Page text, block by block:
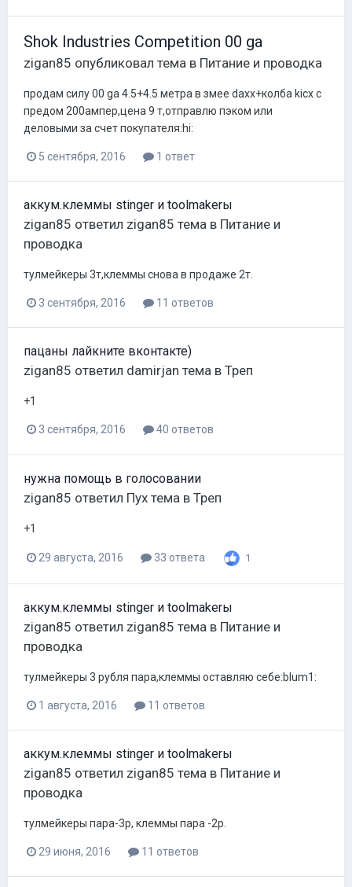
Shok Industries Competition 00 ga
zigan85 опубликовал тема в Питание и проводка
продам силу 00 ga 4.5+4.5 метра в змее daxx+колба kicx с
предом 200ампер,цена 9 т,отправлю пэком или
деловыми за счет покупателя:hi:
5 сентября, 2016 1 ответ
аккум.клеммы stinger и toolmakerы
zigan85 ответил zigan85 тема в Питание и
проводка
тулмейкеры 3т,клеммы снова в продаже 2т.
3 сентября, 2016 11 ответов
пацаны лайкните вконтакте)
zigan85 ответил damirjan тема в Треп
+1
3 сентября, 2016 40 ответов
нужна помощь в голосовании
zigan85 ответил Пух тема в Треп
+1
29 августа, 2016 33 ответа 1
аккум.клеммы stinger и toolmakerы
zigan85 ответил zigan85 тема в Питание и
проводка
тулмейкеры 3 рубля пара,клеммы оставляю себе:blum1:
1 августа, 2016 11 ответов
аккум.клеммы stinger и toolmakerы
zigan85 ответил zigan85 тема в Питание и
проводка
тулмейкеры пара-3р, клеммы пара -2р.
29 июня, 2016 11 ответов